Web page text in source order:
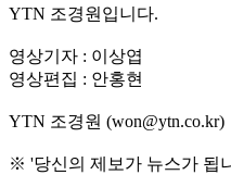
YTN 조경원입니다.
영상기자 : 이상엽
영상편집 : 안홍현
YTN 조경원 (won@ytn.co.kr)
※ '당신의 제보가 뉴스가 됩